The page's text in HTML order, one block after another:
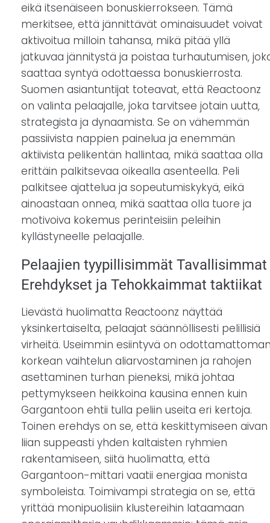
eikä itsenäiseen bonuskierrokseen. Tämä
merkitsee, että jännittävät ominaisuudet voivat
aktivoitua milloin tahansa, mikä pitää yllä
jatkuvaa jännitystä ja poistaa turhautumisen,
saattaa syntyä odottaessa bonuskierrosta.
Suomen asiantuntijat toteavat, että Reactoonz
on valinta pelaajalle, joka tarvitsee jotain uutta,
strategista ja dynaamista. Se on vähemmän
passiivista nappien painelua ja enemmän
aktiivista pelikentän hallintaa, mikä saattaa olla
erittäin palkitsevaa oikealla asenteella. Peli
palkitsee ajattelua ja sopeutumiskykyä, eikä
ainoastaan onnea, mikä saattaa olla tuore ja
motivoiva kokemus perinteisiin peleihin
kyllästyneelle pelaajalle.
Pelaajien tyypillisimmät Tavallisimmat
Erehdykset ja Tehokkaimmat taktiikat
Lievästä huolimatta Reactoonz näyttää
yksinkertaiselta, pelaajat säännöllisesti pelillisiä
virheitä. Useimmin esiintyvä on
korkean vaihtelun aliarvostaminen ja rahojen
asettaminen turhan pieneksi, mikä johtaa
pettymykseen heikkoina kausina ennen kuin
Gargantoon ehtii tulla peliin useita eri kertoja.
Toinen erehdys on se, että keskittymiseen aivan
liian suppeasti yhden kaltaisten ryhmien
rakentamiseen, siitä huolimatta, että
Gargantoon-mittari vaatii energiaa monista
symboleista. Toimivampi strategia on se, että
yrittää monipuolisiin klustereihin lataamaan